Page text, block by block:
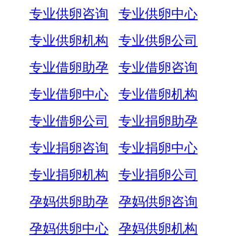
专业供卵咨询
专业供卵中心
专业供卵机构
专业供卵公司
专业借卵助孕
专业借卵咨询
专业借卵中心
专业借卵机构
专业借卵公司
专业捐卵助孕
专业捐卵咨询
专业捐卵中心
专业捐卵机构
专业捐卵公司
孕妈供卵助孕
孕妈供卵咨询
孕妈供卵中心
孕妈供卵机构